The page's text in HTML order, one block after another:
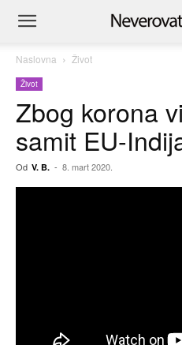
Naslovna Život
Život
Zbog korona
samit EU-
Od V. B. - 8. mart 2020.